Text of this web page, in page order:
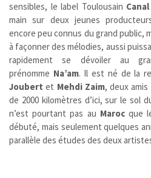
sensibles, le label Toulousain
main sur deux jeunes
encore peu connus du grand public,
à façonner des mélodies, aussi
rapidement se dévoiler au
prénomme Na’am. Il est né de la
Joubert et Mehdi Zaim, deux
de 2000 kilomètres d’ici, sur le sol
n’est pourtant pas au Marocque
débuté, mais seulement quelques
parallèle des études des deux